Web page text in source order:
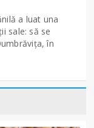
a luat una
sale: să se
în